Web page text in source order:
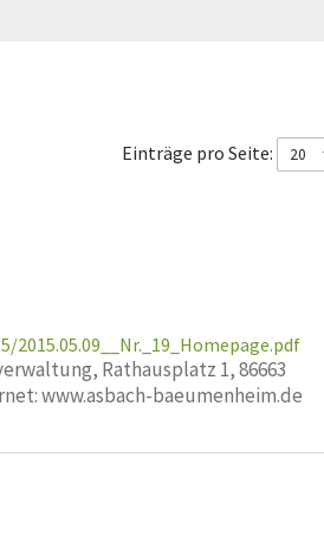
Einträge pro Seite:
Rathausplatz 1, 86663
www.asbach-baeumenheim.de